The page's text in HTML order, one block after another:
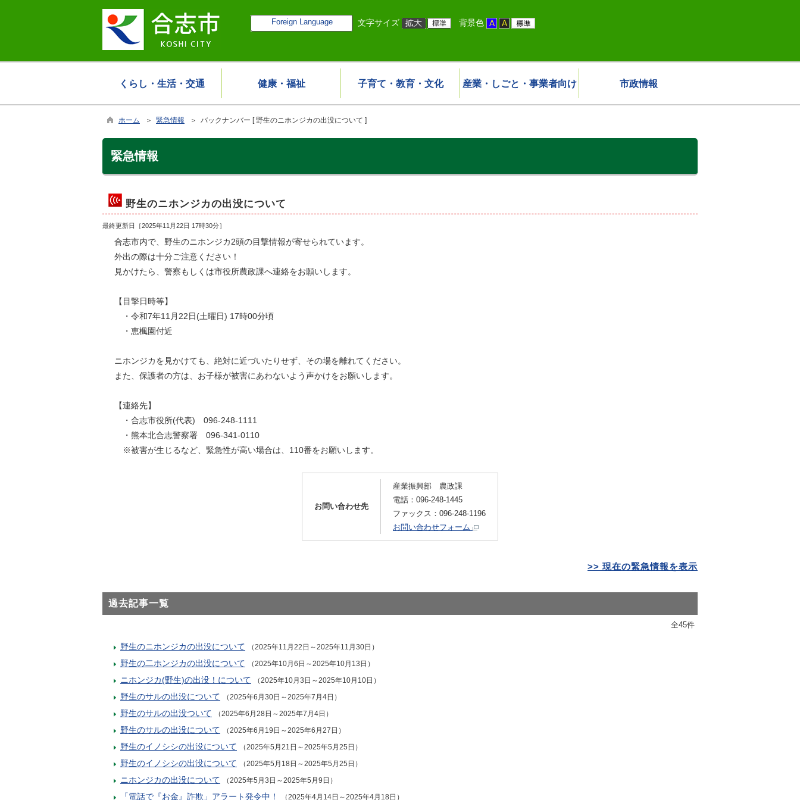
Foreign Language 文字サイズ 背景色
くらし・生活・交通 健康・福祉 子育て・教育・文化 産業・しごと・事業者向け 市政情報
ホーム ＞ 緊急情報 ＞ バックナンバー [ 野生のニホンジカの出没について ]
緊急情報
野生のニホンジカの出没について
最終更新日［2025年11月22日 17時30分］
合志市内で、野生のニホンジカ2頭の目撃情報が寄せられています。
外出の際は十分ご注意ください！
見かけたら、警察もしくは市役所農政課へ連絡をお願いします。
【目撃日時等】
・令和7年11月22日(土曜日) 17時00分頃
・恵楓園付近
ニホンジカを見かけても、絶対に近づいたりせず、その場を離れてください。
また、保護者の方は、お子様が被害にあわないよう声かけをお願いします。
【連絡先】
・合志市役所(代表) 096-248-1111
・熊本北合志警察署 096-341-0110
※被害が生じるなど、緊急性が高い場合は、110番をお願いします。
お問い合わせ先
産業振興部 農政課
電話：096-248-1445
ファックス：096-248-1196
お問い合わせフォーム
>> 現在の緊急情報を表示
過去記事一覧
全45件
野生のニホンジカの出没について （2025年11月22日～2025年11月30日）
野生の二ホンジカの出没について （2025年10月6日～2025年10月13日）
ニホンジカ(野生)の出没！について （2025年10月3日～2025年10月10日）
野生のサルの出没について （2025年6月30日～2025年7月4日）
野生のサルの出没ついて （2025年6月28日～2025年7月4日）
野生のサルの出没について （2025年6月19日～2025年6月27日）
野生のイノシシの出没について （2025年5月21日～2025年5月25日）
野生のイノシシの出没について （2025年5月18日～2025年5月25日）
ニホンジカの出没について （2025年5月3日～2025年5月9日）
「電話で『お金』詐欺」アラート発令中！ （2025年4月14日～2025年4月18日）